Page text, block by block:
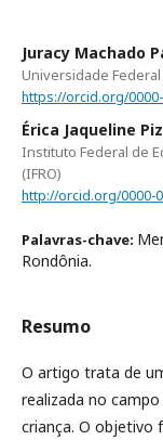
Juracy Machado
Universidade
https://orcid.org/
Érica Jaqueline
Instituto Federal de
(IFRO)
http://orcid.org/0000-
Palavras-chave:
Rondônia.
Resumo
O artigo trata de
realizada no
criança. O objetivo